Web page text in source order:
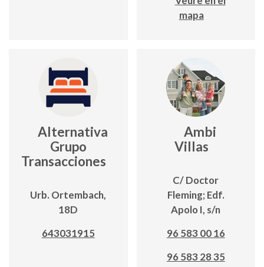
mapa
Alternativa
Grupo
Transacciones
Urb. Ortembach,
18D
643031915
Ambi
Villas
C/ Doctor
Fleming; Edf.
Apolo I, s/n
96 583 00 16
96 583 28 35